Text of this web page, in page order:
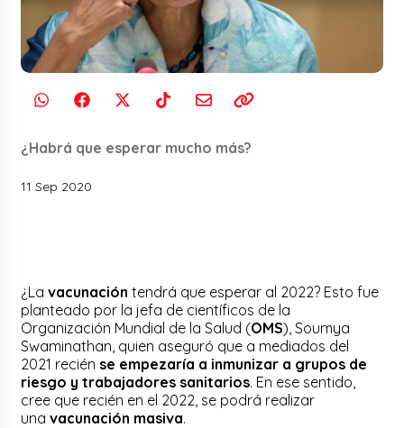
¿Habrá que esperar mucho más?
11 Sep 2020
¿Lavacunacióntendrá que esperar al 2022? Esto fue
planteado por la jefa de científicos de la
Organización Mundial de la Salud (OMS), Soumya
Swaminathan, quien aseguró que a mediados del
2021 recién se empezaría a inmunizar a grupos de
riesgo y trabajadores sanitarios. En ese sentido,
cree que recién en el 2022, se podrá realizar
unavacunación masiva.